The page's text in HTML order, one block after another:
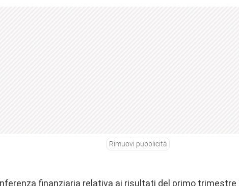
Rimuovi pubblicità
finanziaria relativa ai risultati del primo